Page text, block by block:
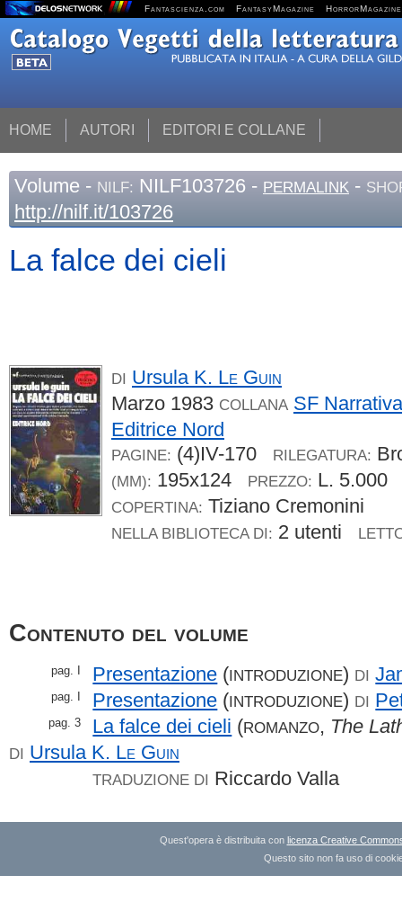
Fantascienza.com FantasyMagazine HorrorMagazine
HOME AUTORI EDITORI E COLLANE
Volume - NILF: NILF103726 - PERMALINK -
http://nilf.it/103726
La falce dei cieli
DI Ursula K. Le Guin
Marzo 1983 COLLANA SF
Editrice Nord
PAGINE: (4)IV-170 RILEGATURA:
(MM): 195x124 PREZZO: L. 5.000
COPERTINA: Tiziano Cremonini
NELLA BIBLIOTECA DI: 2 utenti
Contenuto del volume
pag. I Presentazione (INTRODUZIONE) DI
pag. I Presentazione (INTRODUZIONE) DI
pag. 3 La falce dei cieli (ROMANZO, The
DI Ursula K. Le Guin
TRADUZIONE DI Riccardo Valla
Quest'opera è distribuita con licenza Creative
Questo sito non fa uso di